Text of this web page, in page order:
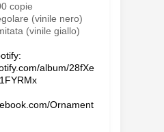
copie
(vinile nero)
(vinile giallo)
album/28fXe
Ornament